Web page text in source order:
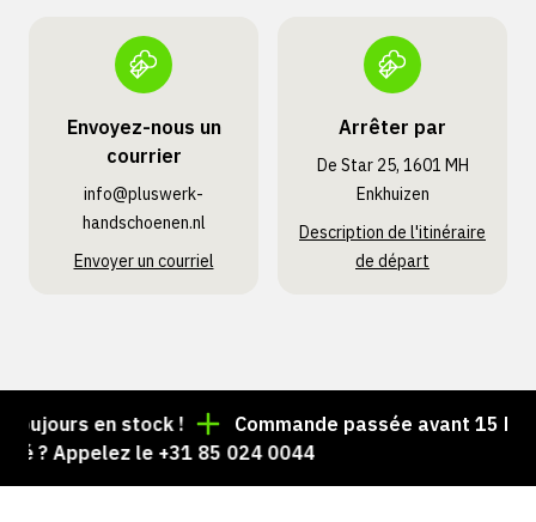
Envoyez-nous un
courrier
info@pluswerk­
handschoenen.nl
Envoyer un courriel
Arrêter par
De Star 25, 1601 MH
Enkhuizen
Description de l'itinéraire
de départ
en stock !
Commande passée avant 15 h =
Appelez le +31 85 024 0044